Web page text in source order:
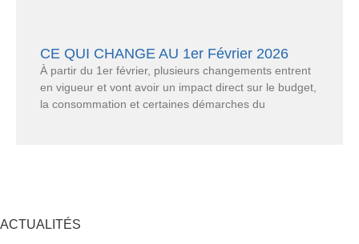
CE QUI CHANGE AU 1er Février 2026
À partir du 1er février, plusieurs changements entrent
en vigueur et vont avoir un impact direct sur le budget,
la consommation et certaines démarches du
ACTUALITÉS